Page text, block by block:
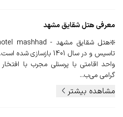
معرفیهتل شقایق مشهد
واحد اقامتی با پرسنلی مجرب با
گرامی می‌ب...
مشاهده بیشتر